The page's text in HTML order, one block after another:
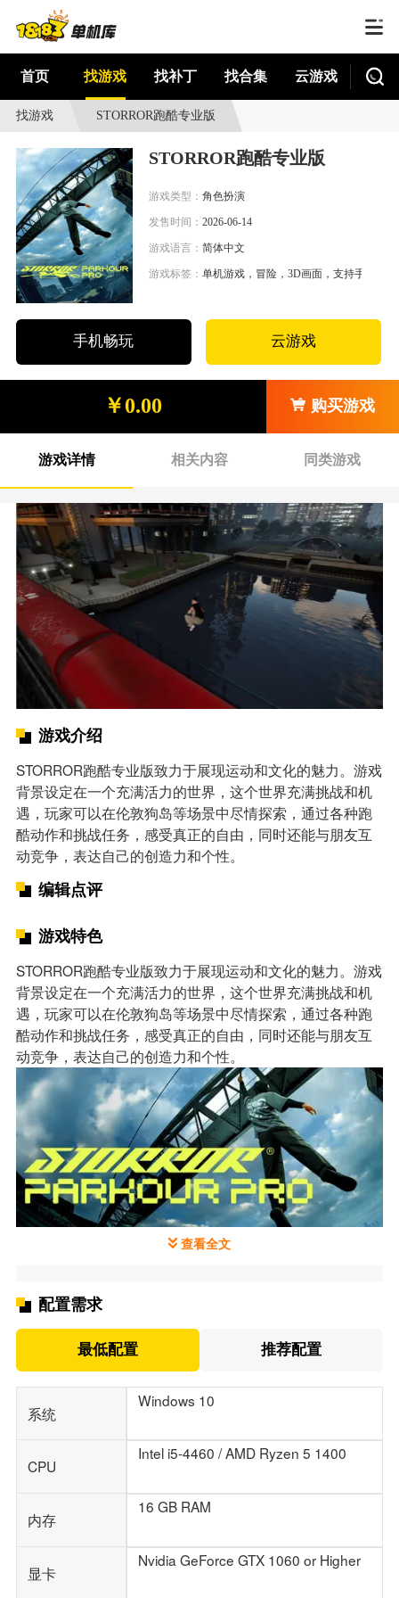
首页 找游戏 找补丁 找合集 云游戏
找游戏 STORROR跑酷专业版
STORROR跑酷专业版
游戏类型：角色扮演
发售时间：2026-06-14
游戏语言：简体中文
游戏标签：单机游戏，冒险，3D画面，支持手柄
手机畅玩 云游戏
￥0.00 购买游戏
游戏详情 相关内容 同类游戏
游戏介绍
STORROR跑酷专业版致力于展现运动和文化的魅力。游戏
背景设定在一个充满活力的世界，这个世界充满挑战和机
遇，玩家可以在伦敦狗岛等场景中尽情探索，通过各种跑
酷动作和挑战任务，感受真正的自由，同时还能与朋友互
动竞争，表达自己的创造力和个性。
编辑点评
游戏特色
STORROR跑酷专业版致力于展现运动和文化的魅力。游戏
背景设定在一个充满活力的世界，这个世界充满挑战和机
遇，玩家可以在伦敦狗岛等场景中尽情探索，通过各种跑
酷动作和挑战任务，感受真正的自由，同时还能与朋友互
动竞争，表达自己的创造力和个性。
探索广阔世界，突破运动界限，畅享真正自由。
选择多样动作：
独特跑酷机制，动作丰富，跳跃、攀爬等随心所欲。
控制系统灵活：
查看全文
配置需求
最低配置 推荐配置
系统
Windows 10
CPU
Intel i5-4460 / AMD Ryzen 5 1400
内存
16 GB RAM
显卡
Nvidia GeForce GTX 1060 or Higher